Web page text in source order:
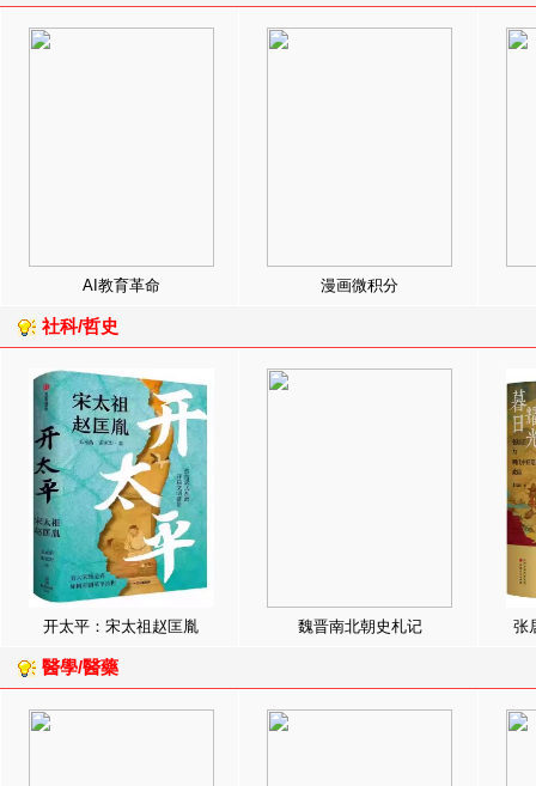
AI教育革命 漫画微积分
社科/哲史
开太平：宋太祖赵匡胤 魏晋南北朝史札记 张
醫學/醫藥